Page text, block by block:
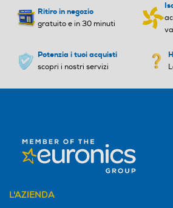
Ritiro in negozio
gratuito e in 30 minuti
Potenzia i tuoi acquisti
scopri i nostri servizi
L'AZIENDA